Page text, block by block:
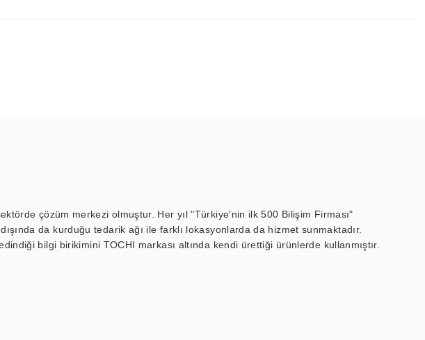
çözüm merkezi olmuştur. Her yıl "Türkiye'nin ilk 500 Bilişim Firması"
da kurduğu tedarik ağı ile farklı lokasyonlarda da hizmet sunmaktadır.
bilgi birikimini TOCHI markası altında kendi ürettiği ürünlerde kullanmıştır.